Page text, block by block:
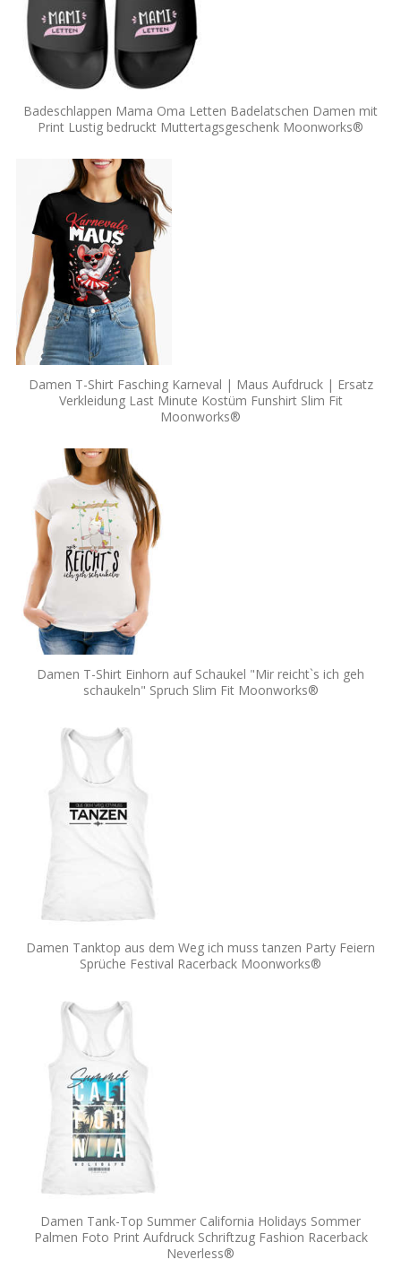
Badeschlappen Mama Oma Letten Badelatschen Damen mit
Print Lustig bedruckt Muttertagsgeschenk Moonworks®
Damen T-Shirt Fasching Karneval | Maus Aufdruck | Ersatz
Verkleidung Last Minute Kostüm Funshirt Slim Fit
Moonworks®
Damen T-Shirt Einhorn auf Schaukel "Mir reicht`s ich geh
schaukeln" Spruch Slim Fit Moonworks®
Damen Tanktop aus dem Weg ich muss tanzen Party Feiern
Sprüche Festival Racerback Moonworks®
Damen Tank-Top Summer California Holidays Sommer
Palmen Foto Print Aufdruck Schriftzug Fashion Racerback
Neverless®